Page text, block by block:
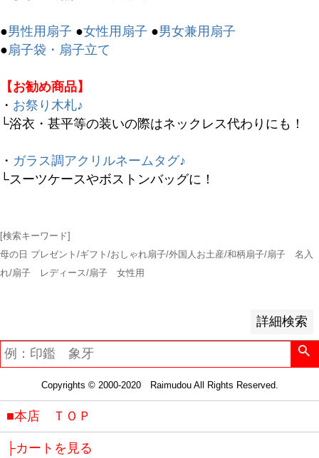
●男性用扇子 ●女性用扇子 ●男女兼用扇子
●扇子袋・扇子立て
【お勧め商品】
・ お祭り木札♪
└浴衣・甚平等の装いの際はネックレス代わりにも！
・ ガラス調アクリルネームタグ♪
└スーツケースやボストンバッグに！
[検索キーワード]
母の日 プレゼント/ギフト/おしゃれ扇子/外国人お土産/和柄扇子/扇子 名入
れ/扇子 レディース/扇子 女性用
詳細検索
予約商品
予約商品のみを表示
並び順
新着順
登録順
価格が安い順
レビュー順
Copyrights © 2000-2020 Raimudou All Rights Reserved.
■本店 ＴＯＰ
├カートを見る